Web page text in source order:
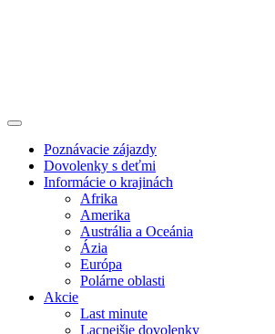
Poznávacie zájazdy
Dovolenky s deťmi
Informácie o krajinách
Afrika
Amerika
Austrália a Oceánia
Ázia
Európa
Polárne oblasti
Akcie
Last minute
Lacnejšie dovolenky